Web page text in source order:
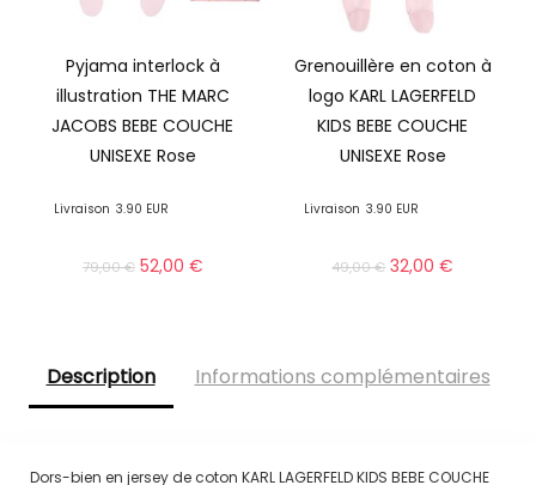
Pyjama interlock à
illustration THE MARC
JACOBS BEBE COUCHE
UNISEXE Rose
Livraison 3.90 EUR
79,00€ 52,00 €
Grenouillère en coton à
logo KARL LAGERFELD
KIDS BEBE COUCHE
UNISEXE Rose
Livraison 3.90 EUR
49,00€ 32,00€
Description Informations complémentaires
Dors-bien en jersey de coton KARL LAGERFELD KIDS BEBE COUCHE